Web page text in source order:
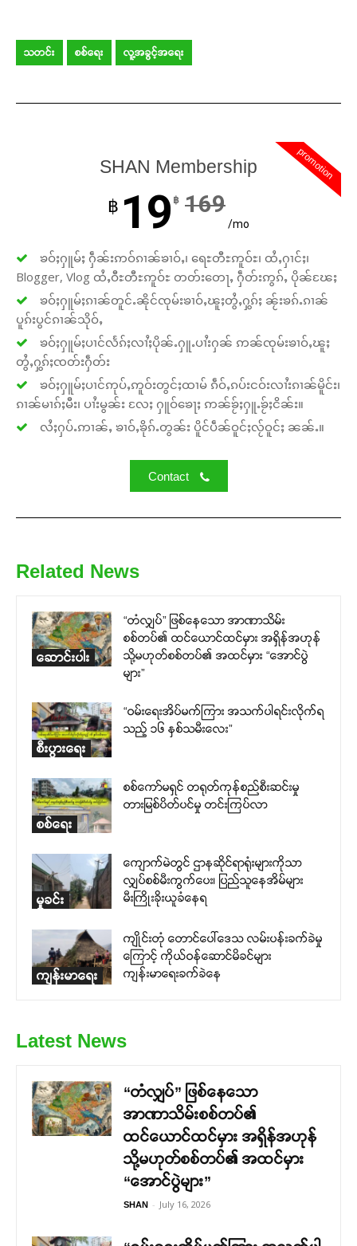
သတင်း စစ်ရေး လူ့အခွင့်အရေး
promotion
SHAN Membership
฿ 19 ฿ 169
/mo
ၶဝ်ႈႁူမ်ႈ ႁဵၼ်းဢဝ်ၵၢၼ်ၶၢဝ်ႇ၊ ရေႊတီႊဢူဝ်ႊ၊ ထႆႇႁၢင်ႈ၊
Blogger, Vlog ထႆႇဝီႊတီႊဢူဝ်ႊ တတ်းတေႃႇ ႁဵတ်းဢွၵ်ႇ ပိုၼ်ၽႄႈ
ၶဝ်ႈႁူမ်ႈၵၢၼ်တူင်ႉၼိုင်ၸုမ်းၶၢဝ်ႇၽူႈတွႆႇႁွၵ်ႈ ၼႂ်းၶၵ်ႉၵၢၼ်
ပူၵ်းပွင်ၵၢၼ်သိုဝ်ႇ
ၶဝ်ႈႁူမ်ႈပၢင်လႅၵ်ႈလၢႆႈပိုၼ်ႉႁူႉပၢႆးႁၼ် ဢၼ်ၸုမ်းၶၢဝ်ႇၽူႈ
တွႆႇႁွၵ်ႈၸတ်းႁဵတ်း
ၶဝ်ႈႁူမ်ႈပၢင်ဢုပ်ႇဢူဝ်းတွင်ႈထၢမ် ၵဵဝ်ႇၵပ်းငဝ်းလၢႆးၵၢၼ်မိူင်း၊
ၵၢၼ်မၢၵ်ႈမီး၊ ပၢႆးမွၼ်း လႄႈ ႁူဝ်ၶေႃႈ ဢၼ်ၶႂ်ႈႁူႉၶႂ်ႈငိၼ်း။
လႆႈႁပ်ႉဢၢၼ်ႇ ၶၢဝ်ႇၶိုၵ်ႉတွၼ်း ပိူင်ပဵၼ်ဝူင်ႈလႂ်ဝူင်ႈ ၼၼ်ႉ။
Contact
Related News
ဆောင်းပါး
“တံလျှပ်” ဖြစ်နေသော အာဏာသိမ်း
စစ်တပ်၏ ထင်ယောင်ထင်မှား အရှိန်အဟုန်
သို့မဟုတ်စစ်တပ်၏ အထင်မှား “အောင်ပွဲ
များ”
စီးပွားရေး
“ဝမ်းရေးအိပ်မက်ကြား အသက်ပါရင်းလိုက်ရ
သည့် ၁၆ နှစ်သမီးလေး”
စစ်ရေး
စစ်ကော်မရှင် တရုတ်ကုန်စည်စီးဆင်းမှု
တားမြစ်ပိတ်ပင်မှု တင်းကြပ်လာ
မှုခင်း
ကျောက်မဲတွင် ဌာနဆိုင်ရာရုံးများကိုသာ
လျှပ်စစ်မီးကွက်ပေး၊ ပြည်သူနေအိမ်များ
မီးကြိုးခိုးယူခံနေရ
ကျန်းမာရေး
ကျိုင်းတုံ တောင်ပေါ်ဒေသ လမ်းပန်းခက်ခဲမှု
ကြောင့် ကိုယ်ဝန်ဆောင်မိခင်များ
ကျန်းမာရေးခက်ခဲနေ
Latest News
“တံလျှပ်” ဖြစ်နေသော
အာဏာသိမ်းစစ်တပ်၏
ထင်ယောင်ထင်မှား အရှိန်အဟုန်
သို့မဟုတ်စစ်တပ်၏ အထင်မှား
“အောင်ပွဲများ”
SHAN - July 16, 2026